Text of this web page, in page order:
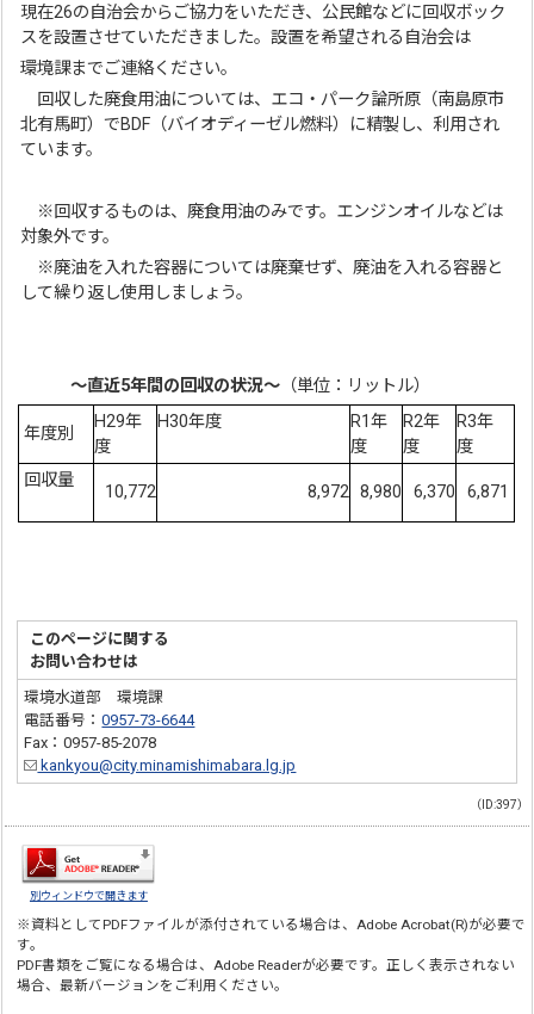
現在26の自治会からご協力をいただき、公民館などに回収ボック
スを設置させていただきました。設置を希望される自治会は
環境課までご連絡ください。
回収した廃食用油については、エコ・パーク論所原（南島原市
北有馬町）でBDF（バイオディーゼル燃料）に精製し、利用され
ています。
※回収するものは、廃食用油のみです。エンジンオイルなどは
対象外です。
※廃油を入れた容器については廃棄せず、廃油を入れる容器と
して繰り返し使用しましょう。
～直近5年間の回収の状況～ （単位：リットル）
年度別
H29年
度
H30年度
R1年
度
R2年
度
R3年
度
回収量
10,772 8,972 8,980 6,370 6,871
このページに関する
お問い合わせは
環境水道部 環境課
電話番号：0957-73-6644
Fax：0957-85-2078
kankyou@city.minamishimabara.lg.jp
（ID:397）
別ウィンドウで開きます
※資料としてPDFファイルが添付されている場合は、Adobe Acrobat(R)が必要で
す。
PDF書類をご覧になる場合は、Adobe Readerが必要です。正しく表示されない
場合、最新バージョンをご利用ください。